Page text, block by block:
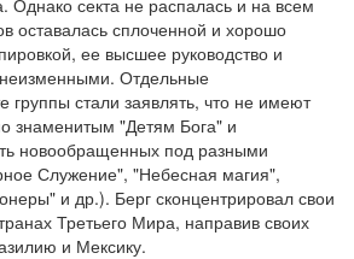
Однако секта не распалась и на всем
оставалась сплоченной и хорошо
ее высшее руководство и
Отдельные
группы стали заявлять, что не имеют
знаменитым "Детям Бога" и
новообращенных под разными
Служение", "Небесная магия",
и др.). Берг сконцентрировал свои
Третьего Мира, направив своих
и Мексику.